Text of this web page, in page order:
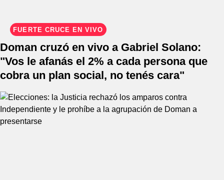
FUERTE CRUCE EN VIVO
Doman cruzó en vivo a Gabriel Solano:
"Vos le afanás el 2% a cada persona que
cobra un plan social, no tenés cara"